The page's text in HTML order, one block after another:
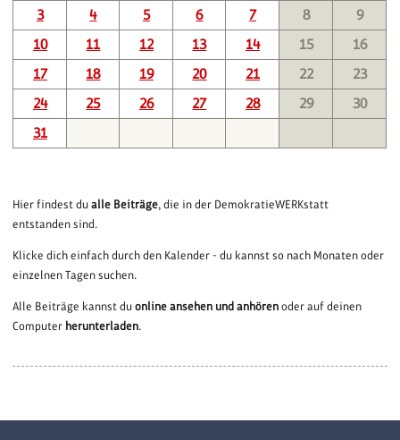
3
4 5 6 7 8
9
10
11 12 13 14 15
16
17
18 19 20 21 22
23
24
25 26 27 28 29
30
31
Hier findest dualle Beiträge, die in der DemokratieWERKstatt
entstanden sind.
Klicke dich einfach durch den Kalender - du kannst so nach Monaten oder
einzelnen Tagen suchen.
Alle Beiträge kannst duonline ansehen und anhören oder auf deinen
Computer herunterladen.